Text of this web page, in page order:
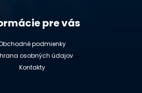
pre vás
podmienky
osobných údajov
Kontakty